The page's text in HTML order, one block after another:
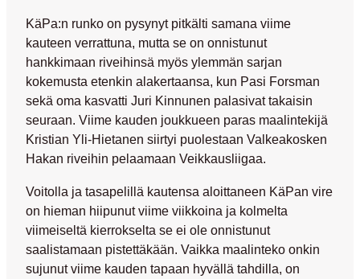
KäPa:n runko on pysynyt pitkälti samana viime
kauteen verrattuna, mutta se on onnistunut
hankkimaan riveihinsä myös ylemmän sarjan
kokemusta etenkin alakertaansa, kun Pasi Forsman
sekä oma kasvatti Juri Kinnunen palasivat takaisin
seuraan. Viime kauden joukkueen paras maalintekijä
Kristian Yli-Hietanen siirtyi puolestaan Valkeakosken
Hakan riveihin pelaamaan Veikkausliigaa.
Voitolla ja tasapelillä kautensa aloittaneen KäPan vire
on hieman hiipunut viime viikkoina ja kolmelta
viimeiseltä kierrokselta se ei ole onnistunut
saalistamaan pistettäkään. Vaikka maalinteko onkin
sujunut viime kauden tapaan hyvällä tahdilla, on